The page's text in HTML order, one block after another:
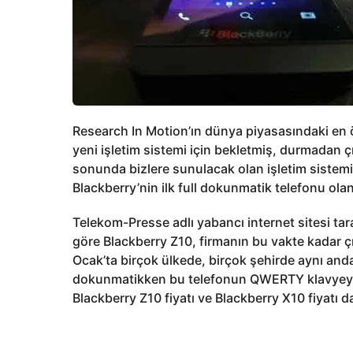
Research In Motion’ın dünya piyasasındaki
yeni işletim sistemi için bekletmiş, durmadan
sonunda bizlere sunulacak olan işletim
Blackberry’nin ilk full dokunmatik telefonu
Telekom-Presse adlı yabancı internet sitesi
göre Blackberry Z10, firmanın bu vakte kadar
Ocak’ta birçok ülkede, birçok şehirde aynı
dokunmatikken bu telefonun QWERTY
Blackberry Z10 fiyatı ve Blackberry X10 fiyatı